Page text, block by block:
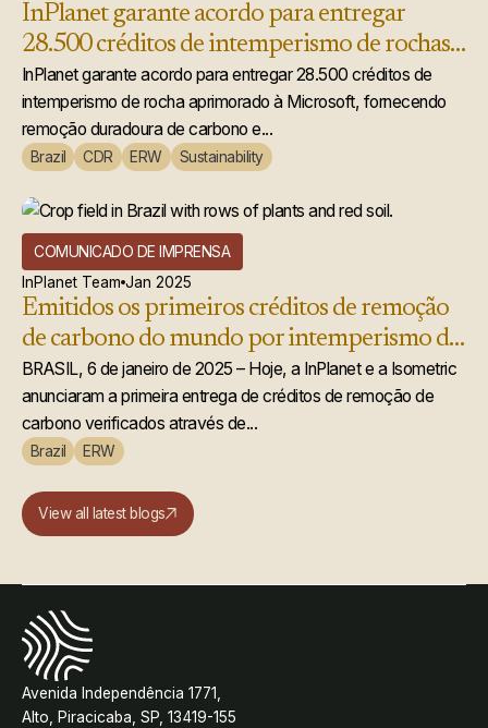
InPlanet garante acordo para entregar
28.500 créditos de intemperismo de rochas
acelerado à Microsoft
InPlanet garante acordo para entregar 28.500 créditos de
intemperismo de rocha aprimorado à Microsoft, fornecendo
remoção duradoura de carbono e...
Brazil CDR ERW Sustainability
COMUNICADO DE IMPRENSA
InPlanet Team Jan 2025
Emitidos os primeiros créditos de remoção
de carbono do mundo por intemperismo de
rochas aprimorado
BRASIL, 6 de janeiro de 2025 – Hoje, a InPlanet e a Isometric
anunciaram a primeira entrega de créditos de remoção de
carbono verificados através de...
Brazil ERW
View all latest blogs
Avenida Independência 1771,
Alto, Piracicaba, SP, 13419-155